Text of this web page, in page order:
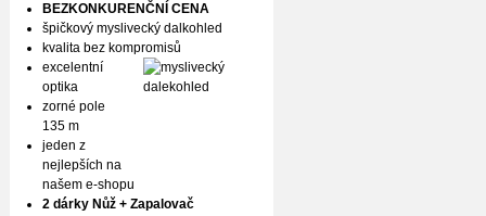
BEZKONKURENČNÍ CENA
špičkový myslivecký dalkohled
kvalita bez kompromisů
excelentní
optika
zorné pole
135 m
jeden z
nejlepších na
našem e-shopu
2 dárky Nůž + Zapalovač